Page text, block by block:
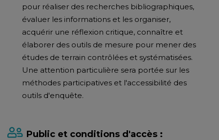
pour réaliser des recherches bibliographiques,
évaluer les informations et les organiser,
acquérir une réflexion critique, connaître et
élaborer des outils de mesure pour mener des
études de terrain contrôlées et systématisées.
Une attention particulière sera portée sur les
méthodes participatives et l'accessibilité des
outils d'enquête.
Public et conditions d'accès :